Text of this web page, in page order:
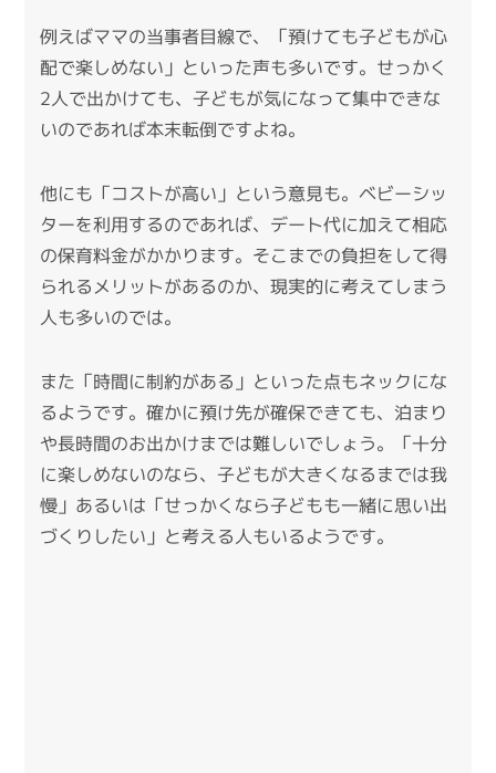
例えばママの当事者目線で、「預けても子どもが心
配で楽しめない」といった声も多いです。せっかく
2人で出かけても、子どもが気になって集中できな
いのであれば本末転倒ですよね。
他にも「コストが高い」という意見も。ベビーシッ
ターを利用するのであれば、デート代に加えて相応
の保育料金がかかります。そこまでの負担をして得
られるメリットがあるのか、現実的に考えてしまう
人も多いのでは。
また「時間に制約がある」といった点もネックにな
るようです。確かに預け先が確保できても、泊まり
や長時間のお出かけまでは難しいでしょう。「十分
に楽しめないのなら、子どもが大きくなるまでは我
慢」あるいは「せっかくなら子どもも一緒に思い出
づくりしたい」と考える人もいるようです。